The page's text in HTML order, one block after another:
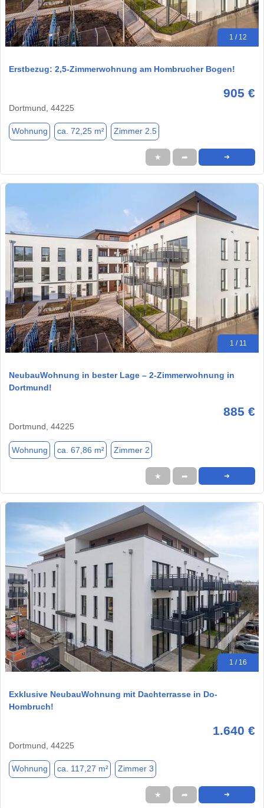
1 / 12
Erstbezug: 2,5-Zimmerwohnung am Hombrucher Bogen!
905 €
Dortmund, 44225
Wohnung ca. 72,25 m² Zimmer 2.5
★ ➦ ➜
1 / 11
NeubauWohnung in bester Lage – 2-Zimmerwohnung in
Dortmund!
885 €
Dortmund, 44225
Wohnung ca. 67,86 m² Zimmer 2
★ ➦ ➜
1 / 16
Exklusive NeubauWohnung mit Dachterrasse in Do-
Hombruch!
1.640 €
Dortmund, 44225
Wohnung ca. 117,27 m² Zimmer 3
★ ➦ ➜